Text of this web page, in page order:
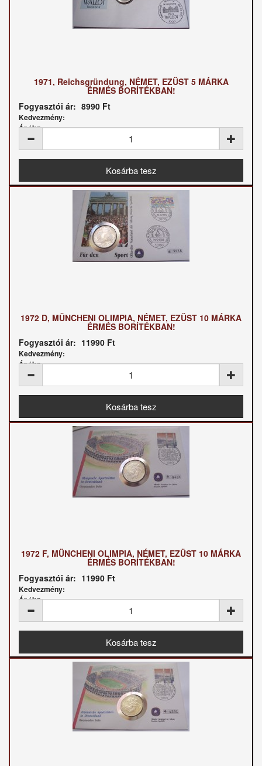
1971, Reichsgründung, NÉMET, EZÜST 5 MÁRKA
ÉRMÉS BORÍTÉKBAN!
Fogyasztói ár: 8990 Ft
Kedvezmény:
Ár / kg:
1972 D, MÜNCHENI OLIMPIA, NÉMET, EZÜST 10 MÁRKA
ÉRMÉS BORÍTÉKBAN!
Fogyasztói ár: 11990 Ft
Kedvezmény:
Ár / kg:
1972 F, MÜNCHENI OLIMPIA, NÉMET, EZÜST 10 MÁRKA
ÉRMÉS BORÍTÉKBAN!
Fogyasztói ár: 11990 Ft
Kedvezmény:
Ár / kg: